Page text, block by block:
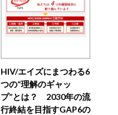
HIV/エイズにまつわる6
つの“理解のギャッ
プ”とは？ 2030年の流
行終結を目指すGAP6の